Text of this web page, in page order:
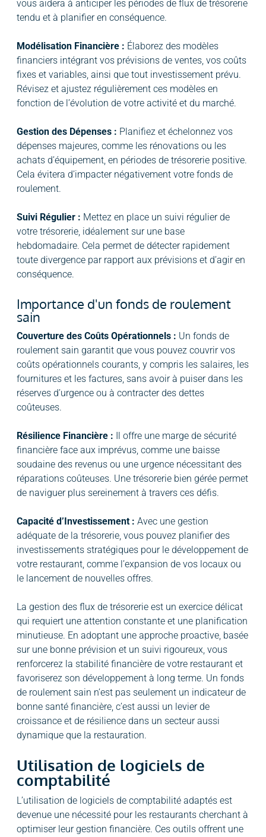
vous aidera à anticiper les périodes de flux de trésorerie
tendu et à planifier en conséquence.
Modélisation Financière : Élaborez des modèles
financiers intégrant vos prévisions de ventes, vos coûts
fixes et variables, ainsi que tout investissement prévu.
Révisez et ajustez régulièrement ces modèles en
fonction de l’évolution de votre activité et du marché.
Gestion des Dépenses : Planifiez et échelonnez vos
dépenses majeures, comme les rénovations ou les
achats d’équipement, en périodes de trésorerie positive.
Cela évitera d’impacter négativement votre fonds de
roulement.
Suivi Régulier : Mettez en place un suivi régulier de
votre trésorerie, idéalement sur une base
hebdomadaire. Cela permet de détecter rapidement
toute divergence par rapport aux prévisions et d’agir en
conséquence.
Importance d'un fonds de roulement
sain
Couverture des Coûts Opérationnels : Un fonds de
roulement sain garantit que vous pouvez couvrir vos
coûts opérationnels courants, y compris les salaires, les
fournitures et les factures, sans avoir à puiser dans les
réserves d’urgence ou à contracter des dettes
coûteuses.
Résilience Financière : Il offre une marge de sécurité
financière face aux imprévus, comme une baisse
soudaine des revenus ou une urgence nécessitant des
réparations coûteuses. Une trésorerie bien gérée permet
de naviguer plus sereinement à travers ces défis.
Capacité d’Investissement : Avec une gestion
adéquate de la trésorerie, vous pouvez planifier des
investissements stratégiques pour le développement de
votre restaurant, comme l’expansion de vos locaux ou
le lancement de nouvelles offres.
La gestion des flux de trésorerie est un exercice délicat
qui requiert une attention constante et une planification
minutieuse. En adoptant une approche proactive, basée
sur une bonne prévision et un suivi rigoureux, vous
renforcerez la stabilité financière de votre restaurant et
favoriserez son développement à long terme. Un fonds
de roulement sain n’est pas seulement un indicateur de
bonne santé financière, c’est aussi un levier de
croissance et de résilience dans un secteur aussi
dynamique que la restauration.
Utilisation de logiciels de
comptabilité
L’utilisation de logiciels de comptabilité adaptés est
devenue une nécessité pour les restaurants cherchant à
optimiser leur gestion financière. Ces outils offrent une